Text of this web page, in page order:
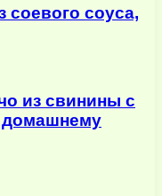
соевого соуса,
из свинины с
домашнему